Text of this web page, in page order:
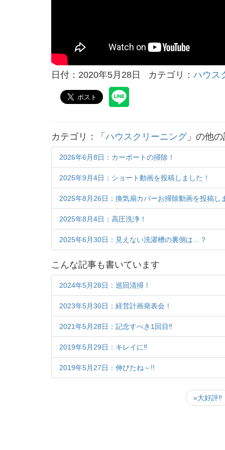
日付：2020年5月28日 カテゴリ： ハウス
カテゴリ：「 ハウスクリーニング」の他の
2026年6月8日：カーポートの掃除！
2025年9月4日：ショート動画を投稿しました！
2025年8月26日：換気扇カバーお掃除動画を投稿し
2025年8月4日：高圧洗浄！
2025年6月30日：見えない洗濯槽の裏側は…？
こんな記事も書いています
2024年5月28日：巡回清掃！
2023年5月30日：経営計画発表会！
2021年5月28日：記念すべき1回目‼
2019年5月29日：キレイに‼
2019年5月27日：伸びたね～!!
«大好評‼